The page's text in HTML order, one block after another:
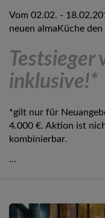
Vom 02.02. -
neuen almaKüche den
Testsieger
inklusive!*
*gilt nur für
4.000 €. Aktion ist
kombinierbar.
...